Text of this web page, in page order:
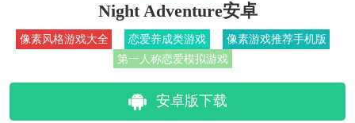
Night Adventure安卓
像素风格游戏大全 恋爱养成类游戏
像素游戏推荐手机版
第一人称恋爱模拟游戏
安卓版下载